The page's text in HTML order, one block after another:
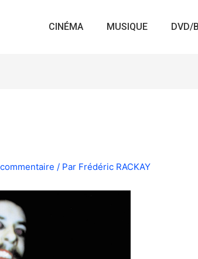
CINÉMA MUSIQUE DVD/
/ Par Frédéric RACKAY